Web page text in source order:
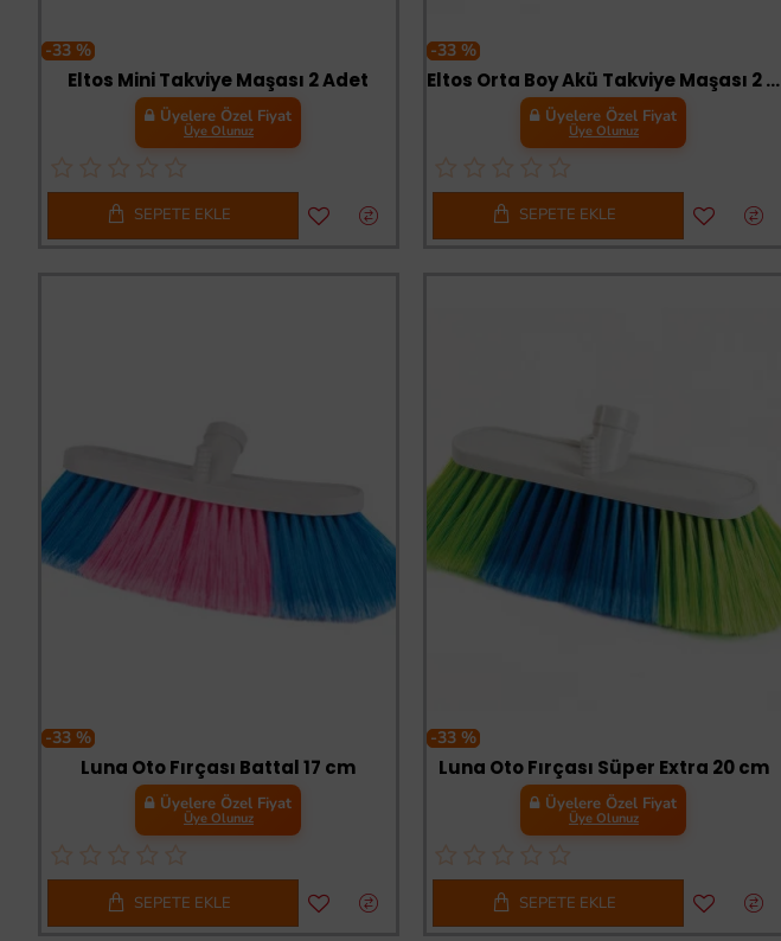
-33 %
Eltos Mini Takviye Maşası 2 Adet
Üyelere Özel Fiyat
Üye Olunuz
SEPETE EKLE
-33 %
Eltos Orta Boy Akü Takviye Maşası 2 Adet
Üyelere Özel Fiyat
Üye Olunuz
SEPETE EKLE
-33 %
Luna Oto Fırçası Battal 17 cm
Üyelere Özel Fiyat
Üye Olunuz
SEPETE EKLE
-33 %
Luna Oto Fırçası Süper Extra 20 cm
Üyelere Özel Fiyat
Üye Olunuz
SEPETE EKLE